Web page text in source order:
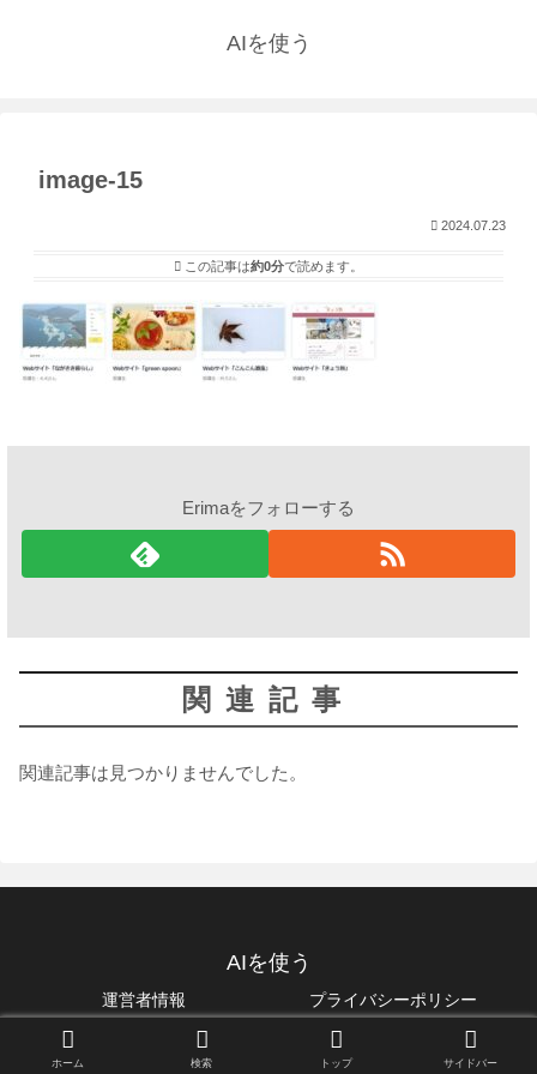
AIを使う
image-15
2024.07.23
この記事は約0分で読めます。
Erimaをフォローする
関連記事
関連記事は見つかりませんでした。
AIを使う
運営者情報 プライバシーポリシー
© 2022 AIを使う.
ホーム 検索 トップ サイドバー